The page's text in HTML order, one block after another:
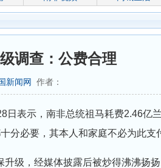
调查：公费合理
新闻网 作者：
表示，南非总统祖马耗费2.46亿
分必要，其本人和家庭不必为此支
级，经媒体披露后被炒得沸沸扬扬